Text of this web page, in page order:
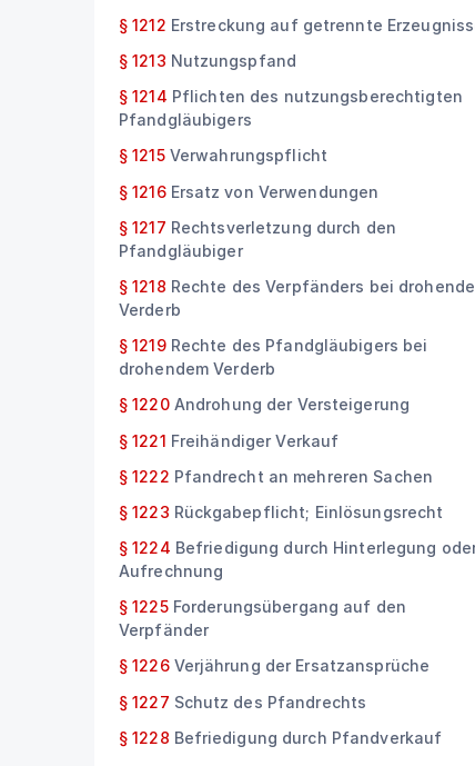
§ 1212 Erstreckung auf getrennte
§ 1213 Nutzungspfand
§ 1214 Pflichten des nutzungsberechtigten
Pfandgläubigers
§ 1215 Verwahrungspflicht
§ 1216 Ersatz von Verwendungen
§ 1217 Rechtsverletzung durch den
Pfandgläubiger
§ 1218 Rechte des Verpfänders bei
Verderb
§ 1219 Rechte des Pfandgläubigers bei
drohendem Verderb
§ 1220 Androhung der Versteigerung
§ 1221 Freihändiger Verkauf
§ 1222 Pfandrecht an mehreren Sachen
§ 1223 Rückgabepflicht; Einlösungsrecht
§ 1224 Befriedigung durch Hinterlegung
Aufrechnung
§ 1225 Forderungsübergang auf den
Verpfänder
§ 1226 Verjährung der Ersatzansprüche
§ 1227 Schutz des Pfandrechts
§ 1228 Befriedigung durch Pfandverkauf